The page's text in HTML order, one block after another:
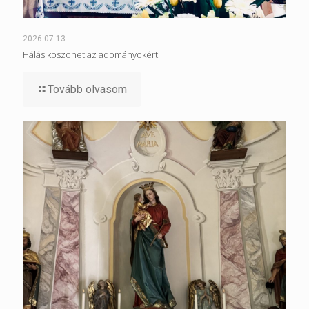
2026-07-13
Hálás köszönet az adományokért
Tovább olvasom